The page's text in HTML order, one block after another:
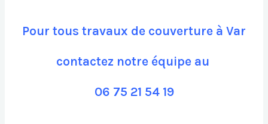
Pour tous travaux de couverture à Var
contactez notre équipe au
06 75 21 54 19